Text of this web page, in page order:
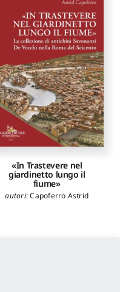
«In Trastevere nel
giardinetto lungo il
fiume»
autori:Capoferro Astrid